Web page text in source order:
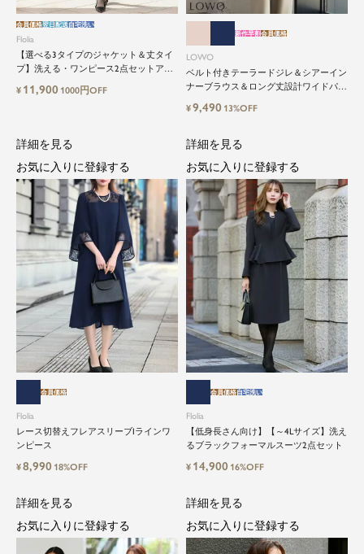
Flolia
【選べる3タイプのジャケット＆丈タイ
プ】洗える・ワンピース2点セットアッ
会員価格翌日配送自宅洗い
¥ 11,900 1000円OFF
LOWO
ベルト付きテーラードジレ＆シアーイン
ナーブラウス＆ロング丈設計ワイドパン
新作早割会員価格
¥9,490 13%OFF
Flolia
レース切替えフレアスリーブIラインワ
ンピース
会員価格
¥8,990 18%OFF
詳細を見る
お気に入りに登録する
Flolia
【低身長さん向け】【～4Lサイズ】洗え
るブラックフォーマルスーツ2点セット
会員価格自宅洗い
¥ 14,900 16%OFF
詳細を見る
お気に入りに登録する
詳細を見る
お気に入りに登録する
詳細を見る
お気に入りに登録する